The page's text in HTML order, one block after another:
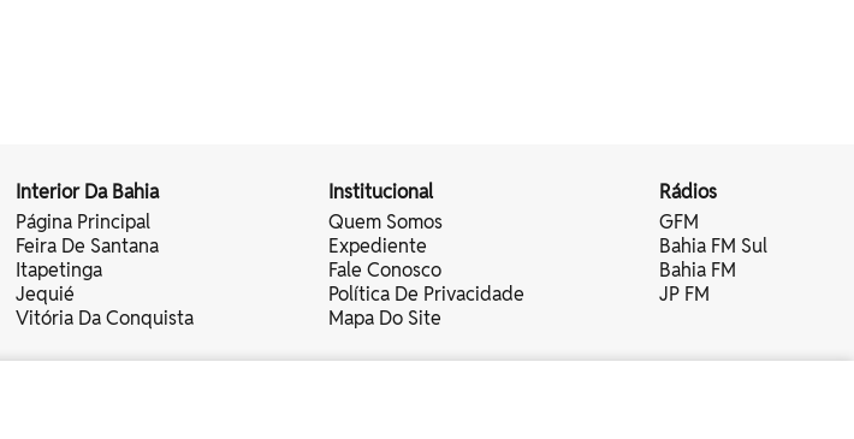
Interior Da Bahia
Página Principal
Feira De Santana
Itapetinga
Jequié
Vitória Da Conquista
Institucional
Quem Somos
Expediente
Fale Conosco
Política De Privacidade
Mapa Do Site
Rádios
GFM
Bahia FM Sul
Bahia FM
JP FM